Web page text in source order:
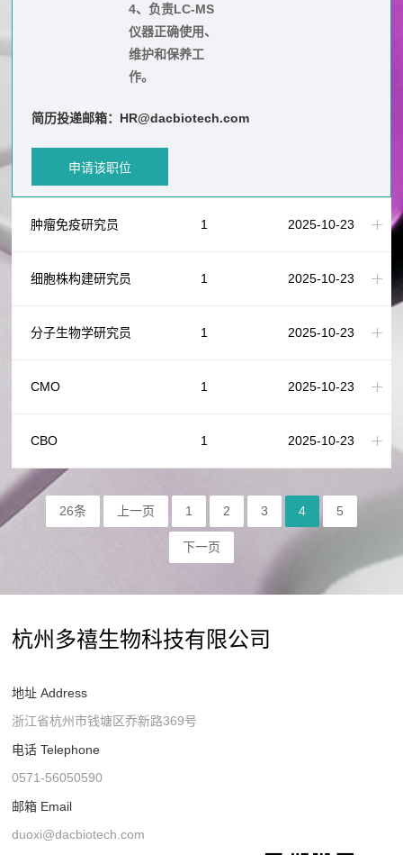
4、负责LC-MS
仪器正确使用、
维护和保养工
作。
简历投递邮箱：HR@dacbiotech.com
申请该职位
肿瘤免疫研究员 1 2025-10-23
细胞株构建研究员 1 2025-10-23
分子生物学研究员 1 2025-10-23
CMO 1 2025-10-23
CBO 1 2025-10-23
26条 上一页 1 2 3 4 5
下一页
杭州多禧生物科技有限公司
地址 Address
浙江省杭州市钱塘区乔新路369号
电话 Telephone
0571-56050590
邮箱 Email
duoxi@dacbiotech.com